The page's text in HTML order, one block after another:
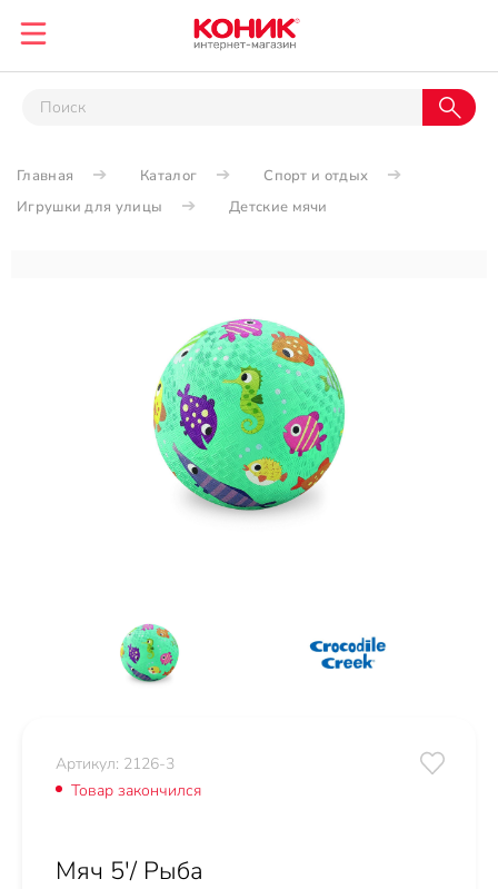
Главная Каталог
Спорт и отдых
Игрушки для улицы
Детские мячи
Артикул: 2126-3
Товар закончился
Мяч 5'/ Рыба